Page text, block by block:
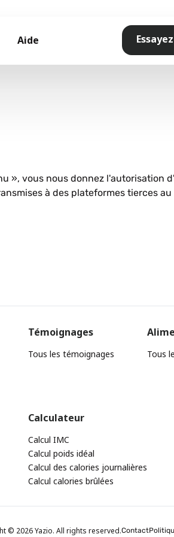
Aide
», vous nous donnez l'autorisation
à des plateformes tierces
Témoignages
Tous les témoignages Tous
Calculateur
Calcul IMC
Calcul poids idéal
Calcul des calories journalières
Calcul calories brûlées
© 2026 Yazio. All rights reserved.Contact